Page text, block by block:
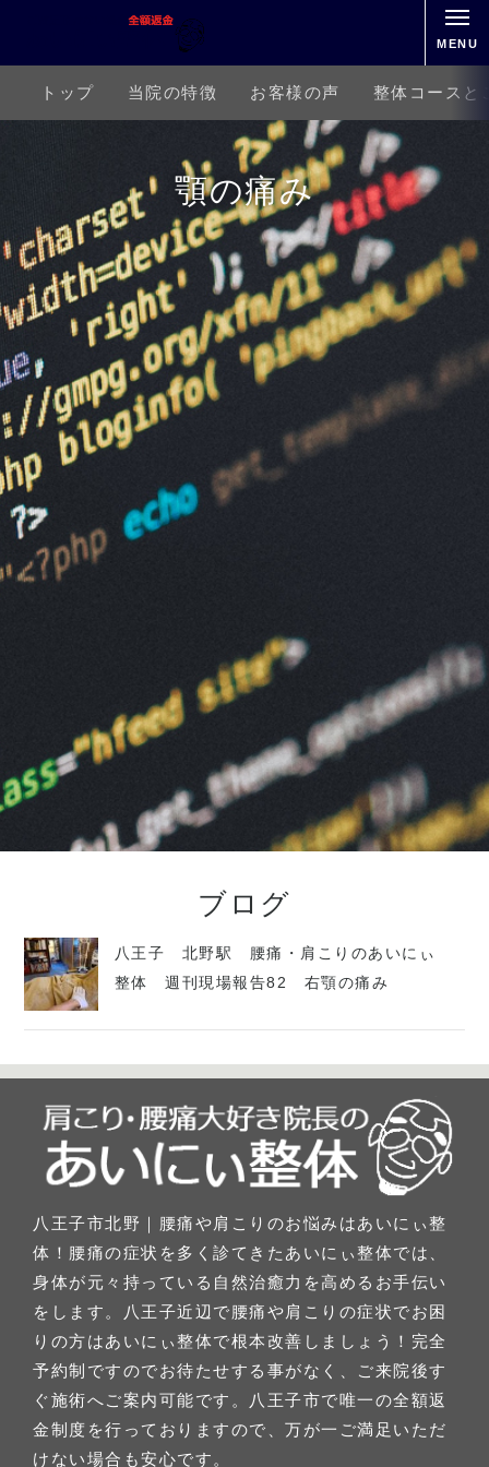
MENU
トップ 当院の特徴 お客様の声 整体コースと
顎の痛み
ブログ
八王子 北野駅 腰痛・肩こりのあいにぃ
整体 週刊現場報告82 右顎の痛み
八王子市北野｜腰痛や肩こりのお悩みはあいにぃ整
体！腰痛の症状を多く診てきたあいにぃ整体では、
身体が元々持っている自然治癒力を高めるお手伝い
をします。八王子近辺で腰痛や肩こりの症状でお困
りの方はあいにぃ整体で根本改善しましょう！完全
予約制ですのでお待たせする事がなく、ご来院後す
ぐ施術へご案内可能です。八王子市で唯一の全額返
金制度を行っておりますので、万が一ご満足いただ
けない場合も安心です。